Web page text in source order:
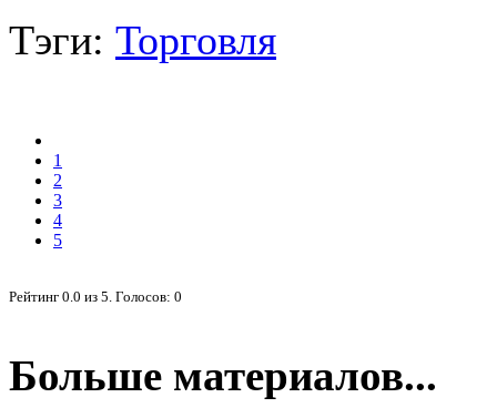
Тэги: Торговля
1
2
3
4
5
Рейтинг 0.0 из 5. Голосов: 0
Больше материалов...